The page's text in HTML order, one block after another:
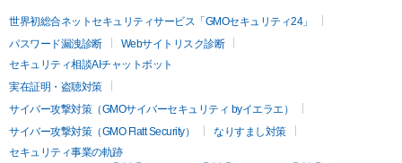
世界初総合ネットセキュリティサービス「GMOセキュリティ24」
パスワード漏洩診断
Webサイトリスク診断
セキュリティ相談AIチャットボット
実在証明・盗聴対策
サイバー攻撃対策（GMOサイバーセキュリティ byイエラエ）
サイバー攻撃対策（GMO Flatt Security）
なりすまし対策
セキュリティ事業の軌跡